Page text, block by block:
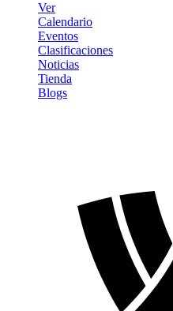
Ver
Calendario
Eventos
Clasificaciones
Noticias
Tienda
Blogs